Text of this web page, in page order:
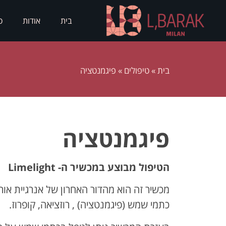
בית אודות
בית»טיפולים » פיגמנטציה
פיגמנטציה
הטיפול מבוצע במכשיר ה- Limelight
כתמי שמש (פיגמנטציה) , רוזציאה, קופרוז.